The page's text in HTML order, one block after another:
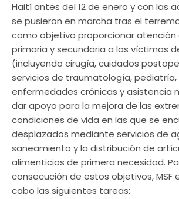
Haití antes del 12 de enero y con las
se pusieron en marcha tras el
como objetivo proporcionar atención
primaria y secundaria a las víctimas
(incluyendo cirugía, cuidados
servicios de traumatología,
enfermedades crónicas y asistencia
dar apoyo para la mejora de las
condiciones de vida en las que se
desplazados mediante servicios de
saneamiento y la distribución de
alimenticios de primera necesidad.
consecución de estos objetivos, MSF
cabo las siguientes tareas: